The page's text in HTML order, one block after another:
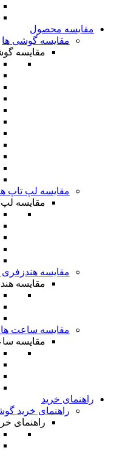
مقایسه محصول
مقایسه گوشی ها
مقایسه
مقایسه لپ تاپ
مقایسه لپ
مقایسه هندزفری
مقایسه
مقایسه ساعت
مقایسه
راهنمای خرید
راهنمای خرید
راهنمای